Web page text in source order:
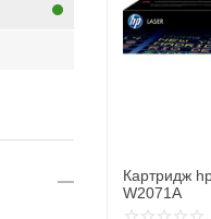
Картридж
W2071A